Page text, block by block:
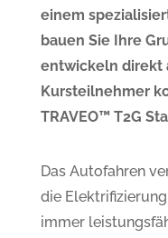
einem
bauen Sie Ihre
entwickeln direkt
Kursteilnehmer
TRAVEO™ T2G
Das Autofahren
die
immer